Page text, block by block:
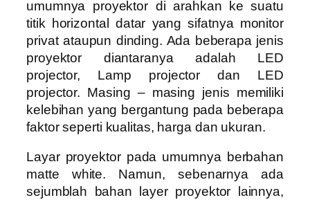
umumnya proyektor di arahkan ke suatu
titik horizontal datar yang sifatnya monitor
privat ataupun dinding. Ada beberapa jenis
proyektor diantaranya adalah LED
projector, Lamp projector dan LED
projector. Masing – masing jenis memiliki
kelebihan yang bergantung pada beberapa
faktor seperti kualitas, harga dan ukuran.
Layar proyektor pada umumnya berbahan
matte white. Namun, sebenarnya ada
sejumblah bahan layer proyektor lainnya,